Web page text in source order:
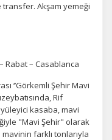
anlamamıza
transfer. Akşam yemeği
Rabat – Casablanca
‘’Görkemli Şehir Mavi
Rif
kasaba, mavi
"Mavi Şehir" olarak
farklı tonlarıyla